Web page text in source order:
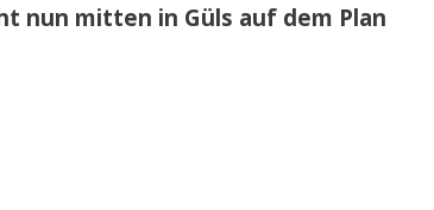
nun mitten in Güls auf dem Plan